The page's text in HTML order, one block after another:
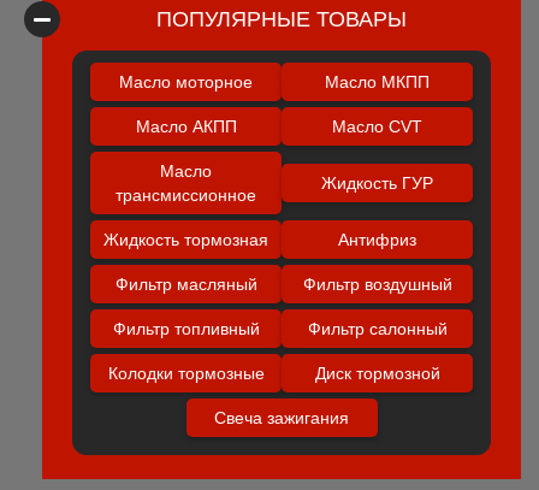
ПОПУЛЯРНЫЕ ТОВАРЫ
Масло моторное Масло МКПП
Масло АКПП Масло CVT
Масло
трансмиссионное
Жидкость ГУР
Жидкость тормозная Антифриз
Фильтр масляный Фильтр воздушный
Фильтр топливный Фильтр салонный
Колодки тормозные Диск тормозной
Свеча зажигания